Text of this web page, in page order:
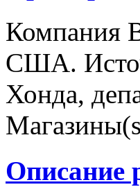
Компания
США.
Хонда,
Описание